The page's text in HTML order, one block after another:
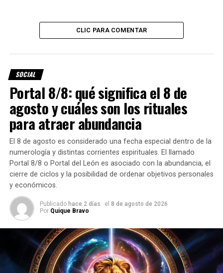
deseos ha
resuelto la
luz un nuevo
periódico
semanal,
de la Gazeta de Buenos Aires».
(Mariano Moreno, Gazeta de Buenos Ayres del 07 de
Junio de 1810)
TEMAS RELACIONADOS:
CLIC PARA COMENTAR
SOCIAL
Portal 8/8: qué significa el 8 de
agosto y cuáles son los rituales
para atraer abundancia
El 8 de agosto es considerado una fecha especial dentro de la
numerología y distintas corrientes espirituales. El llamado
Portal 8/8 o Portal del León es asociado con la abundancia, el
cierre de ciclos y la posibilidad de ordenar objetivos personales
y económicos.
Publicado hace 2 días el 8 de agosto de 2026
Por Quique Bravo